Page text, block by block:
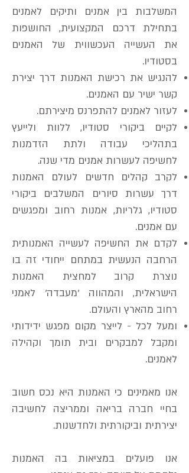
המשלבות בין אמנים ותיקים לאמנים
בתחילת דרכם המקצועית,החושפות
את העשייה העכשווית של האמנים
בסטודיו.
להנגיש את רכישת האמנות דרך יצירת
קשר ישיר עם האמנים.
לעזור לאמנים להתפרנס מיצירתם.
לקיים ביקורי סטודיו, ללוות ולייעץ
בתהליכי עבודה ולתת הזדמנות
לחשיפה לעשרות אמנים מדי שנה.
לקרב קהלים חדשים לעולם האמנות
דרך עשרות סיורים המשלבים ביקורי
סטודיו, גלריות, אמנות רחוב ומפגשים
עם אמנים.
לקדם את החשיפה לעשייה האמנותית
הרחבה הנעשית במתחם ייחודי זה בו
נוצרת קרוב למחצית האמנות
הישראלית, והמהווה 'מעבדה' לאמני
רחוב מהארץ והעולם.
ומעל לכל - לייצר מקום מפגש ידידותי
ומקבל למבקרים ובית תומך וקהילה
לאמנים.
אנו מאמינים כי האמנות היא נכס חשוב
בחיי חברה בריאה וממריצה לחשיבה
יצירתית וביקורתית ולחדשנות.
אנו פועלים במציאות בה האמנות